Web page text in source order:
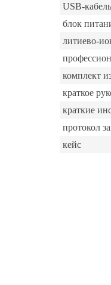
USB-кабель
блок
литиево-
комплект
краткое
краткие
протокол
кейс